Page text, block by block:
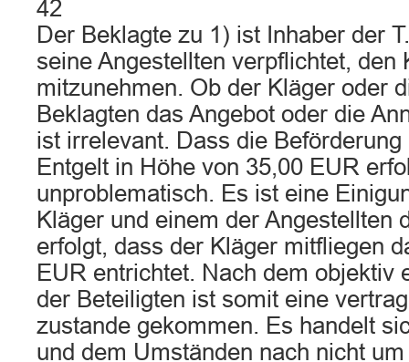
42
Der Beklagte zu 1) ist Inhaber der
seine Angestellten verpflichtet, den
mitzunehmen. Ob der Kläger oder
Beklagten das Angebot oder die
ist irrelevant. Dass die
Entgelt in Höhe von 35,00 EUR
unproblematisch. Es ist eine
Kläger und einem der Angestellten
erfolgt, dass der Kläger mitfliegen
EUR entrichtet. Nach dem objektiv
der Beteiligten ist somit eine
zustande gekommen. Es handelt
und dem Umständen nach nicht